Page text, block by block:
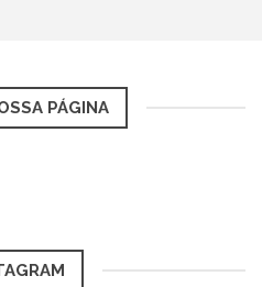
PÁGINA